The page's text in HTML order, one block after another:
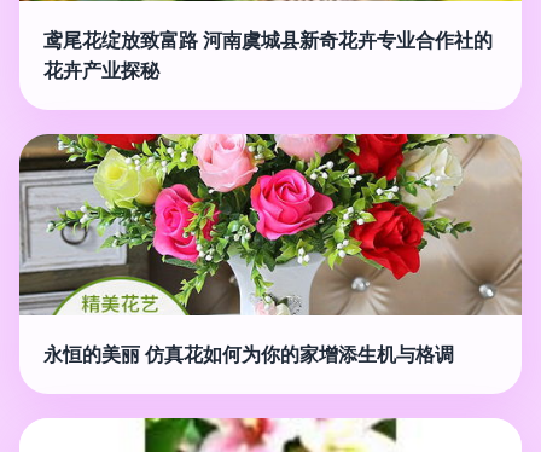
鸢尾花绽放致富路 河南虞城县新奇花卉专业合作社的
花卉产业探秘
永恒的美丽 仿真花如何为你的家增添生机与格调